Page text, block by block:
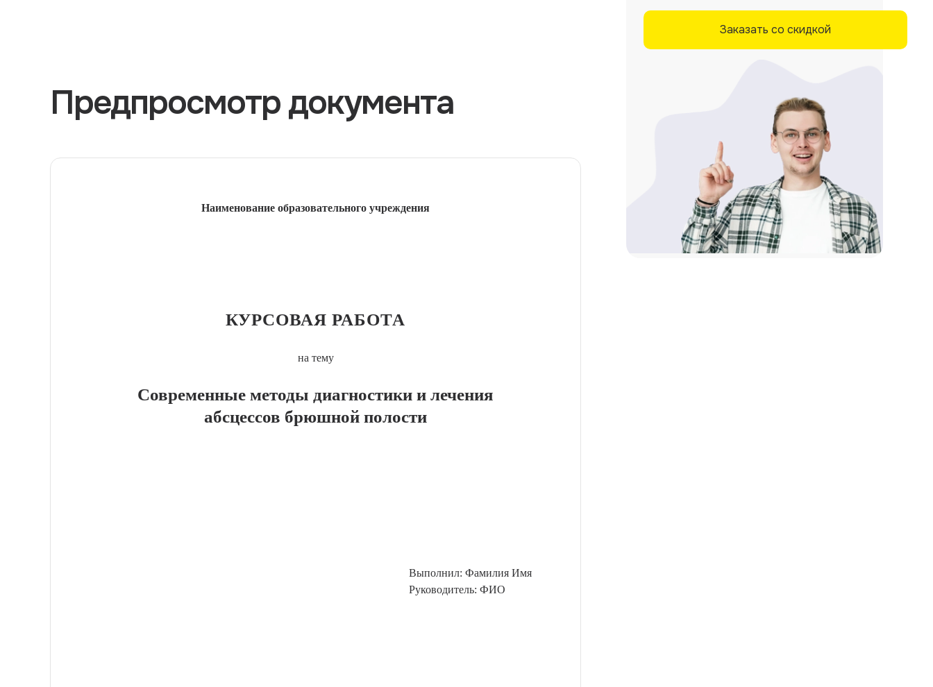
Предпросмотр документа
Наименование образовательного учреждения
КУРСОВАЯ РАБОТА
на тему
Современные методы диагностики и лечения
абсцессов брюшной полости
Выполнил: Фамилия Имя
Руководитель: ФИО
Заказать со скидкой